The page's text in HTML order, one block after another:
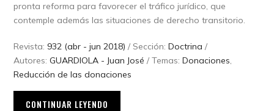
pronta reforma para favorecer el tráfico jurídico, que
contemple además las situaciones de derecho transitorio.
Revista: 932 (abr - jun 2018) / Sección:Doctrina /
Autores:GUARDIOLA - Juan José / Temas:Donaciones,
Reducción de las donaciones
CONTINUAR LEYENDO